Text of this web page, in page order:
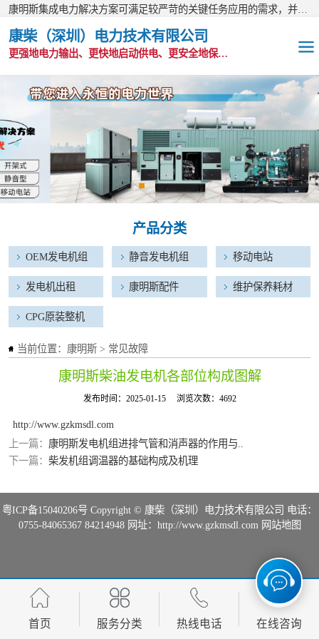
康柴（深圳）电力技术有限公司
更强地电力输出、更快地启动供电、更安全地保护功能
当前位置： 康明斯 > 常见故障
康明斯柴油发电机各部位构成图解
发布时间：2025-01-15 浏览次数：4692
http://www.gzkmsdl.com
上一篇： 康明斯发电机组进排气管和消声器的作用与..
下一篇： 柴发机组调温器的基础构成及机理
产品分类
OEM发电机组 静音发电机组 移动电站
发电机出租 康明斯配件 维护保养耗材
CPG原装整机
粤ICP备15040206号 Copyright © 康柴（深圳）电力技术有限公司 电话：
0755-84065367 84214948 网址：http://www.gzkmsdl.com 网站地图
首页 服务分类 热线电话 在线咨询
OEM发电机组
静音发电机组
移动电站
发电机出租
维护保养耗材
CPG原装整机